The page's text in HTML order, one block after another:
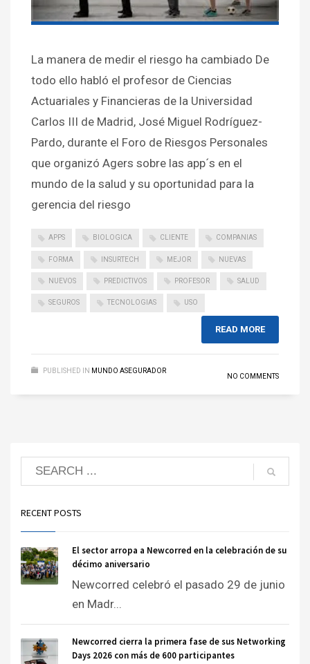
La manera de medir el riesgo ha cambiado De
todo ello habló el profesor de Ciencias
Actuariales y Financieras de la Universidad
Carlos III de Madrid, José Miguel Rodríguez-
Pardo, durante el Foro de Riesgos Personales
que organizó Agers sobre las app´s en el
mundo de la salud y su oportunidad para la
gerencia del riesgo
APPS BIOLOGICA CLIENTE COMPANIAS
FORMA INSURTECH MEJOR NUEVAS
NUEVOS PREDICTIVOS PROFESOR SALUD
SEGUROS TECNOLOGIAS USO
READ MORE
PUBLISHED IN MUNDO ASEGURADOR
NO COMMENTS
RECENT POSTS
El sector arropa a Newcorred en la celebración de su
décimo aniversario
Newcorred celebró el pasado 29 de junio
en Madr...
Newcorred cierra la primera fase de sus Networking
Days 2026 con más de 600 participantes